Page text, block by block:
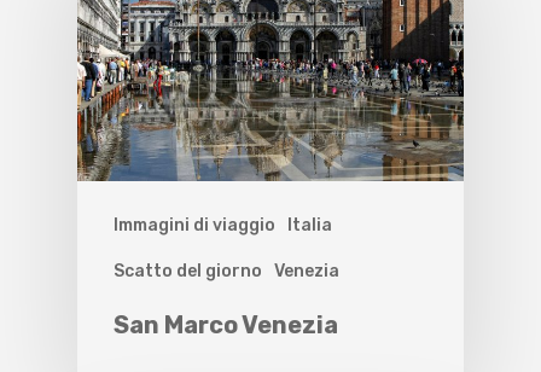
Immagini di viaggio Italia
Scatto del giorno Venezia
San Marco Venezia